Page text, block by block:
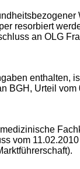
resorbiert
an OLG
enthalten,
BGH, Urteil
vom